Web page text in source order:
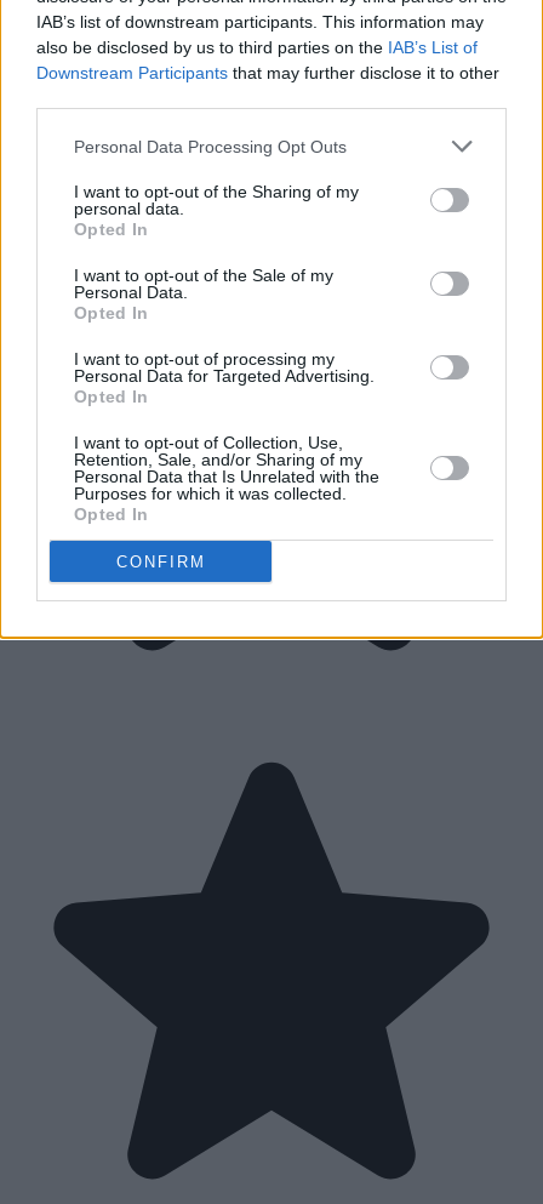
IAB’s list of downstream participants. This information may
also be disclosed by us to third parties on the IAB’s List of
Downstream Participants that may further disclose it to other
Personal Data Processing Opt Outs
I want to opt-out of the Sharing of my
personal data.
Opted In
I want to opt-out of the Sale of my
Personal Data.
Opted In
I want to opt-out of processing my
Personal Data for Targeted Advertising.
Opted In
I want to opt-out of Collection, Use,
Retention, Sale, and/or Sharing of my
Personal Data that Is Unrelated with the
Purposes for which it was collected.
Opted In
CONFIRM